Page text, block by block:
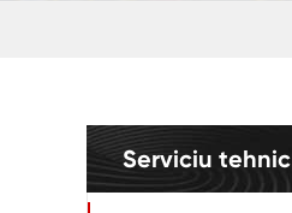
Serviciu tehnic